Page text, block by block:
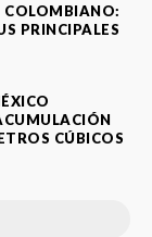
COLOMBIANO:
PRINCIPALES
CÚBICOS